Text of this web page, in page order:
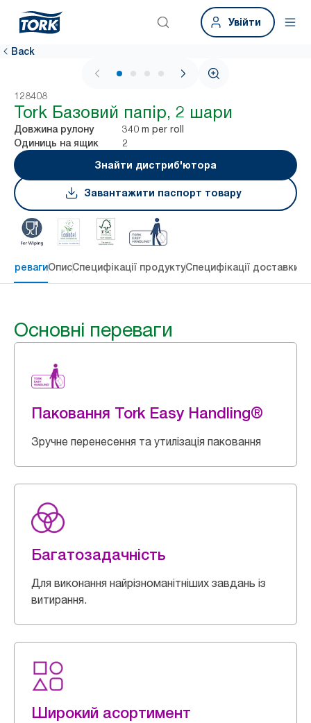
Увійти
Back
1 / 4
128408
Tork Базовий папір, 2 шари
Довжина рулону 340 m per roll
Одиниць на ящик
2
Знайти дистриб'ютора
Завантажити паспорт товару
перевагиОписСпецифікації продуктуСпецифікації доставки
Основні переваги
Паковання Tork Easy Handling®
Зручне перенесення та утилізація паковання
Багатозадачність
Для виконання найрізноманітніших завдань із
витирання.
Широкий асортимент